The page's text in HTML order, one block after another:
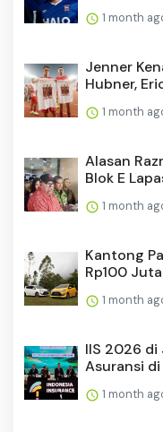
1 month
Jenner
Hubner,
1 month
Alasan
Blok E
1 month
Kantong
Rp100
1 month
IIS 2026
Asuransi di
1 month